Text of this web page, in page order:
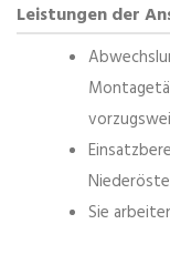
Leistungen der
Sie